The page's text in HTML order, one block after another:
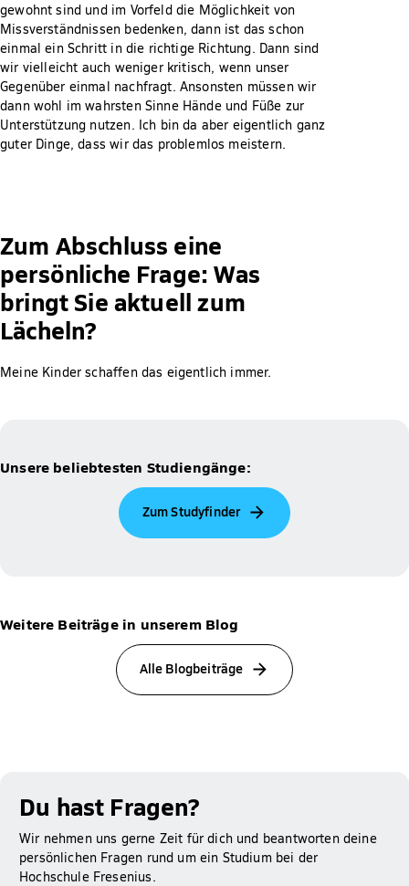
gewohnt sind und im Vorfeld die Möglichkeit von
Missverständnissen bedenken, dann ist das schon
einmal ein Schritt in die richtige Richtung. Dann sind
wir vielleicht auch weniger kritisch, wenn unser
Gegenüber einmal nachfragt. Ansonsten müssen wir
dann wohl im wahrsten Sinne Hände und Füße zur
Unterstützung nutzen. Ich bin da aber eigentlich ganz
guter Dinge, dass wir das problemlos meistern.
Zum Abschluss eine
persönliche Frage: Was
bringt Sie aktuell zum
Lächeln?
Meine Kinder schaffen das eigentlich immer.
Unsere beliebtesten Studiengänge:
Zum Studyfinder
Weitere Beiträge in unserem Blog
Alle Blogbeiträge
Du hast Fragen?
Wir nehmen uns gerne Zeit für dich und beantworten deine
persönlichen Fragen rund um ein Studium bei der
Hochschule Fresenius.